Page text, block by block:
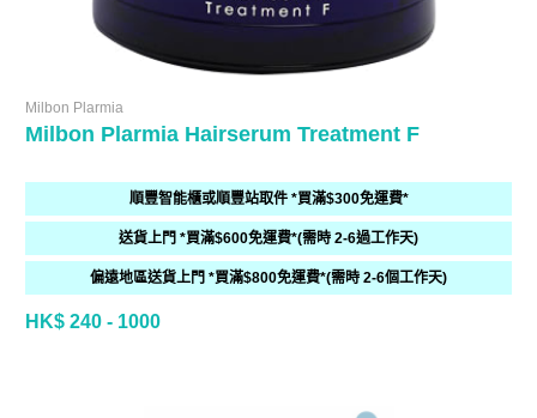
Milbon Plarmia
Milbon Plarmia Hairserum Treatment F
順豐智能櫃或順豐站取件 *買滿$300免運費*
送貨上門 *買滿$600免運費*(需時 2-6過工作天)
偏遠地區送貨上門 *買滿$800免運費*(需時 2-6個工作天)
HK$ 240 - 1000